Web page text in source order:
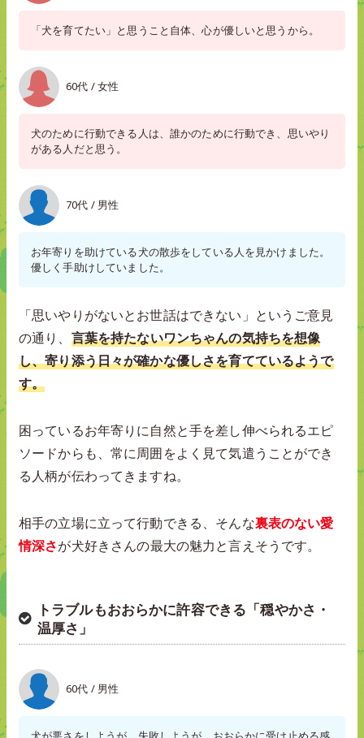
「犬を育てたい」と思うこと自体、心が優しいと思うから。
60代 / 女性
犬のために行動できる人は、誰かのために行動でき、思いやり
がある人だと思う。
70代 / 男性
お年寄りを助けている犬の散歩をしている人を見かけました。
優しく手助けしていました。
「思いやりがないとお世話はできない」というご意見
の通り、 言葉を持たないワンちゃんの気持ちを想像
し、寄り添う日々が確かな優しさを育てているようで
す。
困っているお年寄りに自然と手を差し伸べられるエピ
ソードからも、常に周囲をよく見て気遣うことができ
る人柄が伝わってきますね。
相手の立場に立って行動できる、そんな裏表のない愛
情深さが犬好きさんの最大の魅力と言えそうです。
トラブルもおおらかに許容できる「穏やかさ・
温厚さ」
60代 / 男性